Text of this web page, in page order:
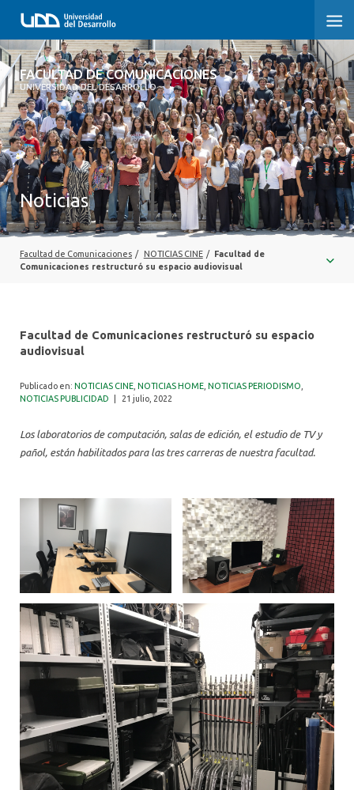
FACULTAD DE COMUNICACIONES
UNIVERSIDAD DEL DESARROLLO
FACULTAD DE COMUNICACIONES
INICIO
SOBRE LA FACULTAD
CARRERAS
POSTGRADOS Y EDUCACIÓN CONTINUA
INVESTIGACIÓN
ALUMNI
Noticias
Facultad de Comunicaciones / NOTICIAS CINE / Facultad de
Comunicaciones restructuró su espacio audiovisual
Facultad de Comunicaciones restructuró su espacio
audiovisual
Publicado en: NOTICIAS CINE NOTICIAS HOME NOTICIAS PERIODISMO
NOTICIAS PUBLICIDAD
21 julio, 2022
Los laboratorios de computación, salas de edición, el estudio de TV y
pañol, están habilitados para las tres carreras de nuestra facultad.